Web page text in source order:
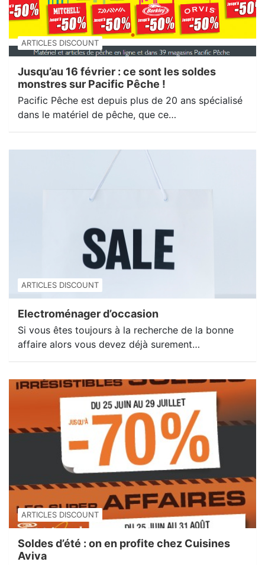
ARTICLES DISCOUNT
Jusqu’au 16 février : ce sont les soldes
monstres sur Pacific Pêche !
Pacific Pêche est depuis plus de 20 ans spécialisé
dans le matériel de pêche, que ce…
ARTICLES DISCOUNT
Electroménager d’occasion
Si vous êtes toujours à la recherche de la bonne
affaire alors vous devez déjà surement…
ARTICLES DISCOUNT
Soldes d’été : on en profite chez Cuisines
Aviva